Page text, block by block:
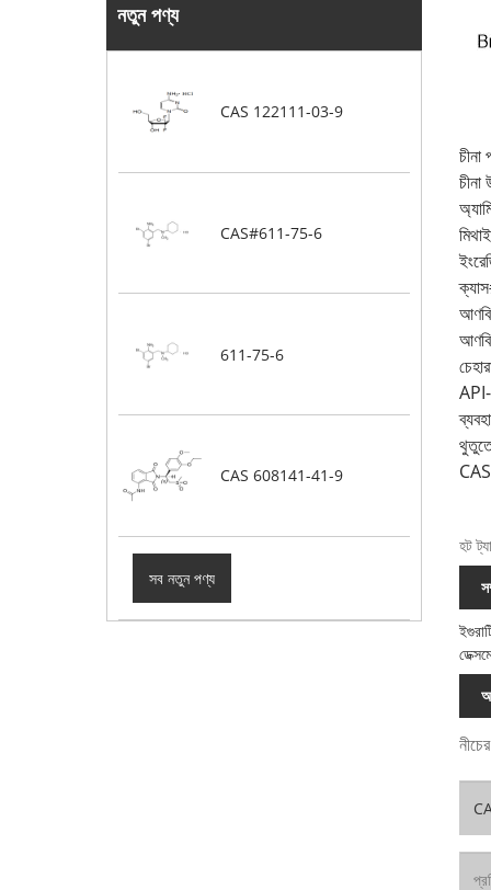
নতুন পণ্য
CAS 122111-03-9
CAS#611-75-6
611-75-6
CAS 608141-41-9
সব নতুন পণ্য
হট